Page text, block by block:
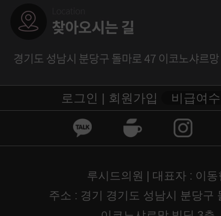
로그인 | 회원가입 비급여
루시드의원 | 대표자 : 이동
주소 : 경기 경기도 성남시 분당구